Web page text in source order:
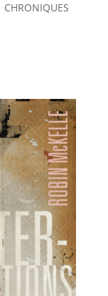
CHRONIQUES